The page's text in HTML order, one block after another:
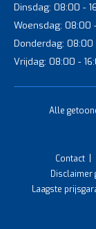
Dinsdag: 08:00 -
Woensdag: 08:00
Donderdag: 08:00
Vrijdag: 08:00 -
Alle
Contact
Disclaimer
Laagste